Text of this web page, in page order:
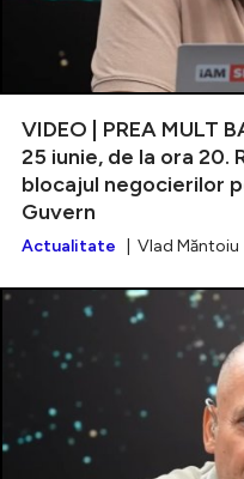
VIDEO | PREA MULT
25 iunie, de la ora 20.
blocajul negocierilor
Guvern
Actualitate | Vlad Măntoiu